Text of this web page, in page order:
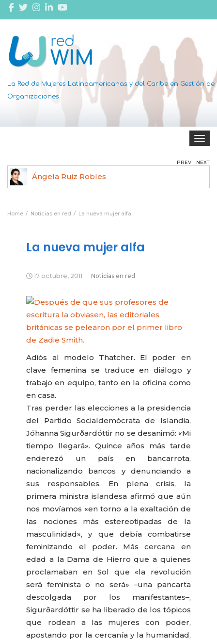
La Red de Mujeres Latinoamericanas y del Caribe en Gestión de
Organizaciones
Toggle
Ángela Ruiz Robles
PREV NEXT
Home Noticias en red La nueva mujer alfa
La nueva mujer alfa
17 octubre, 2011 Noticias en red
Adiós al modelo Thatcher. El poder en
clave femenina se traduce en diálogo y
trabajo en equipo, tanto en la oficina como
en casa.
Tras perder las elecciones a la presidencia
del Partido Socialdemócrata de Islandia,
Jóhanna Sigurðardóttir no se desanimó: «Mi
tiempo llegará». Quince años más tarde
enderezó un país en bancarrota,
nacionalizando bancos y denunciando a
sus responsables. En plena crisis, la
primera ministra islandesa afirmó que aún
nos movíamos «en torno a la exaltación de
las nociones más estereotipadas de la
masculinidad», y que debía combatirse
feminizando el poder. Más cercana en
edad a la Dama de Hierro que a quienes
proclamaban en Sol que «la revolución
será feminista o no será» –una pancarta
descolgada por los manifestantes–,
Sigurðardóttir se ha liberado de los tópicos
que rodean a las mujeres con poder,
apostando por la cercanía y la humanidad,